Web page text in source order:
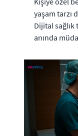
yaşam tarzı
Dijital
anında